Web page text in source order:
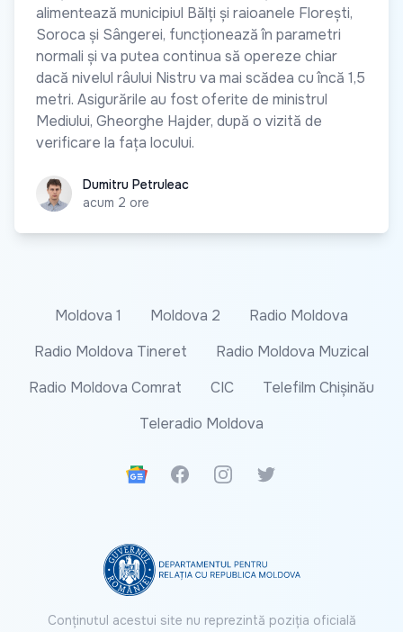
alimentează municipiul Bălți și raioanele Florești,
Soroca și Sângerei, funcționează în parametri
normali și va putea continua să opereze chiar
dacă nivelul râului Nistru va mai scădea cu încă 1,5
metri. Asigurările au fost oferite de ministrul
Mediului, Gheorghe Hajder, după o vizită de
verificare la fața locului.
Dumitru Petruleac
Dumitru Petruleac
acum 2 ore
Moldova 1 Moldova 2
Radio Moldova
Radio Moldova Tineret
Radio Moldova Muzical
Radio Moldova Comrat
CIC
Telefilm Chișinău
Teleradio Moldova
Google News
FacebookInstagramTwitter
Conținutul acestui site nu reprezintă poziția oficială